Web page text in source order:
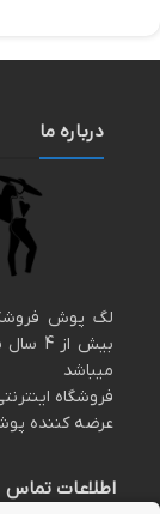
درباره ما
لگ پوش
بیش
میباشد
فروشگاه
عرضه کننده
اطلاعات تماس